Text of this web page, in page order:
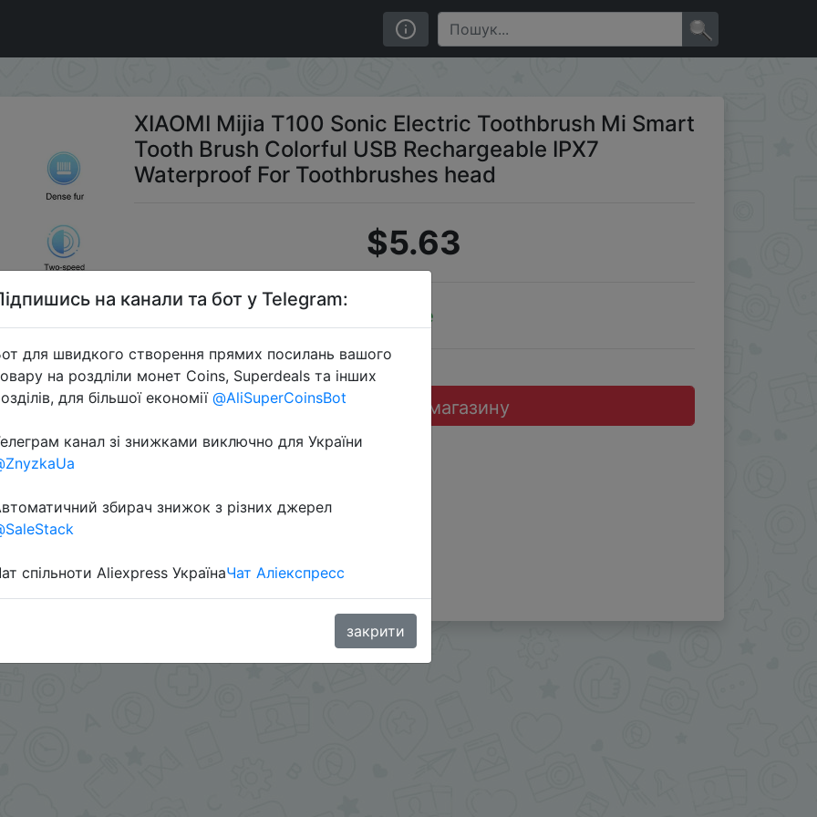
Mi Smart Tooth Brush Colorful USB Rechargeable IPX7 Waterproof For Toothbrushes head
XIAOMI Mijia T100 Sonic Electric Toothbrush Mi Smart
Tooth Brush Colorful USB Rechargeable IPX7
Waterproof For Toothbrushes head
$5.63
Sale
Перейти до магазину
%2B8jHVizJO6XY3M2Qy
на канали та бот у Telegram:
для швидкого створення прямих посилань вашого
на роздліли монет Coins, Superdeals та інших
для більшої економії @AliSuperCoinsBot
канал зі знижками виключно для України
збирач знижок з різних джерел
спільноти Aliexpress УкраїнаЧат Аліекспресс
закрити